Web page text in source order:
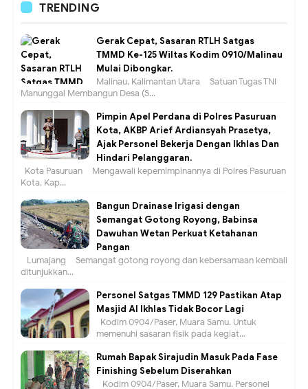
TRENDING
Gerak Cepat, Sasaran RTLH Satgas
TMMD Ke-125 Wiltas Kodim 0910/Malinau
Mulai Dibongkar.
Malinau, Kalimantan Utara – Satuan Tugas TNI
Manunggal Membangun Desa (S...
Pimpin Apel Perdana di Polres Pasuruan
Kota, AKBP Arief Ardiansyah Prasetya,
Ajak Personel Bekerja Dengan Ikhlas Dan
Hindari Pelanggaran.
Kota Pasuruan – Mengawali kepemimpinannya di Polres Pasuruan
Kota, Kap...
Bangun Drainase Irigasi dengan
Semangat Gotong Royong, Babinsa
Dawuhan Wetan Perkuat Ketahanan
Pangan
Lumajang – Semangat gotong royong dan kebersamaan kembali
ditunjukkan...
Personel Satgas TMMD 129 Pastikan Atap
Masjid Al Ikhlas Tidak Bocor Lagi
Kodim 0904/Paser, Muara Samu. Untuk
memenuhi sasaran fisik pada kegiat...
Rumah Bapak Sirajudin Masuk Pada Fase
Finishing Sebelum Diserahkan
Kodim 0904/Paser, Muara Samu. Personel